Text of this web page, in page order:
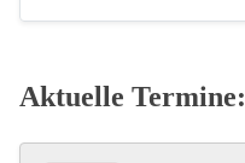
Aktuelle Termine: